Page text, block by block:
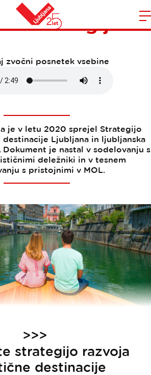
Domov
in strategija
zvočni posnetek vsebine
je v letu 2020 sprejel Strategijo
Ljubljana in ljubljanska
Dokument je nastal v sodelovanju s
deležniki in v tesnem
s pristojnimi v MOL.
>>>
strategijo razvoja
destinacije